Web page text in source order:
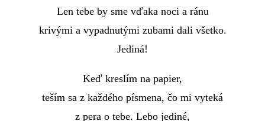
Len tebe by sme vďaka noci a ránu
krivými a vypadnutými zubami dali všetko.
Jediná!
Keď kreslím na papier,
teším sa z každého písmena, čo mi vyteká
z pera o tebe. Lebo jediné,